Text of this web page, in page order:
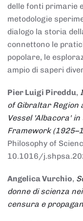
delle fonti primarie
metodologie
dialogo la storia
connettono le
popolare, le
ampio di saperi
Pier Luigi Pireddu,
of Gibraltar Region
Vessel 'Albacora'
Framework
Philosophy of
10.1016/
Angelica Vurchio,
donne di scienza
censura e